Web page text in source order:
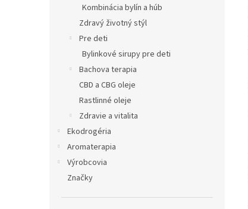
Kombinácia bylín a húb
Zdravý životný stýl
Pre deti
Bylinkové sirupy pre deti
Bachova terapia
CBD a CBG oleje
Rastlinné oleje
Zdravie a vitalita
Ekodrogéria
Aromaterapia
Výrobcovia
Značky